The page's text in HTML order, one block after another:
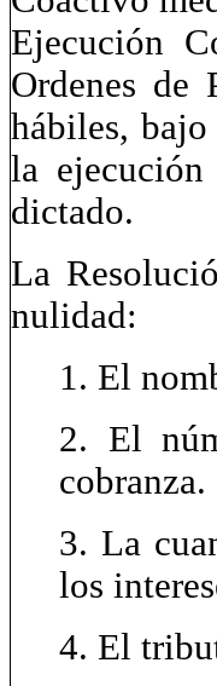
Ejecución
Ordenes de
hábiles,
la ejecución
dictado.
La
nulidad:
1. El
2. El
cobranza.
3. La
los
4. El